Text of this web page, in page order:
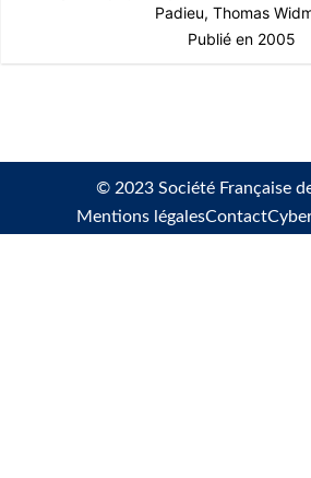
Padieu, Thomas
Publié en 2005
© 2023 Société Française
Mentions légalesContact